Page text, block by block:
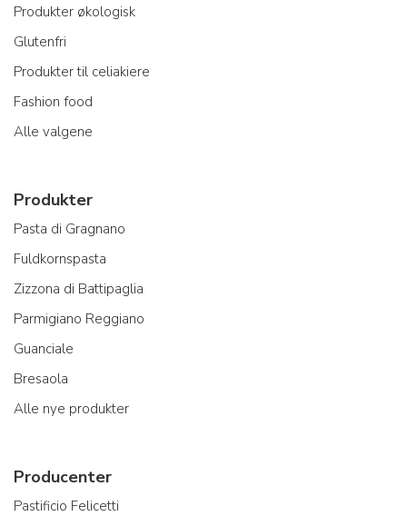
Produkter økologisk
Glutenfri
Produkter til celiakiere
Fashion food
Alle valgene
Produkter
Pasta di Gragnano
Fuldkornspasta
Zizzona di Battipaglia
Parmigiano Reggiano
Guanciale
Bresaola
Alle nye produkter
Producenter
Pastificio Felicetti